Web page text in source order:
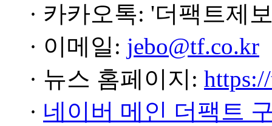
· 카카오톡: '더팩트제
· 이메일: jebo@tf.co.kr
· 뉴스 홈페이지:
· 네이버 메인 더팩트